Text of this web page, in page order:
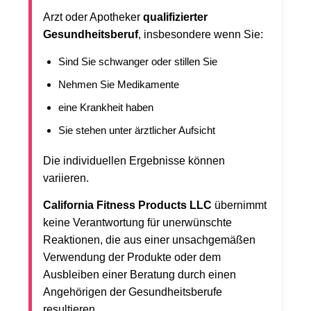
Arzt oder Apotheker qualifizierter
Gesundheitsberuf, insbesondere wenn Sie:
Sind Sie schwanger oder stillen Sie
Nehmen Sie Medikamente
eine Krankheit haben
Sie stehen unter ärztlicher Aufsicht
Die individuellen Ergebnisse können
variieren.
California Fitness Products LLC übernimmt
keine Verantwortung für unerwünschte
Reaktionen, die aus einer unsachgemäßen
Verwendung der Produkte oder dem
Ausbleiben einer Beratung durch einen
Angehörigen der Gesundheitsberufe